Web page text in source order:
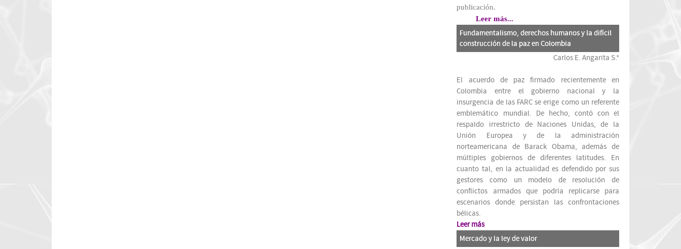
publicación.
Leer más...
Fundamentalismo, derechos humanos y la difícil
construcción de la paz en Colombia
Carlos E. Angarita S.*
El acuerdo de paz firmado recientemente en
Colombia entre el gobierno nacional y la
insurgencia de las FARC se erige como un referente
emblemático mundial. De hecho, contó con el
respaldo irrestricto de Naciones Unidas, de la
Unión Europea y de la administración
norteamericana de Barack Obama, además de
múltiples gobiernos de diferentes latitudes. En
cuanto tal, en la actualidad es defendido por sus
gestores como un modelo de resolución de
conflictos armados que podría replicarse para
escenarios donde persistan las confrontaciones
bélicas.
Leer más
Mercado y la ley de valor